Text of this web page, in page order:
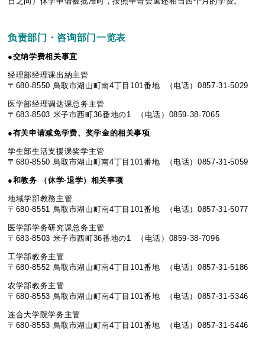
负责部门 ・咨询部门 一览表
●交纳学费相关事宜
经理部经理课出納主管
〒680-8550 鳥取市湖山町南4丁目101番地 （电话）0857-31-5029
医学部经理调达课总务主管
〒683-8503 米子市西町36番地の1 （电话）0859-38-7065
●有关申请减免学费、 奖学金的相关事项
学生部生活支援课奖学主管
〒680-8550 鳥取市湖山町南4丁目101番地 （电话）0857-31-5059
●和教务 （休学·退学）相关事项
地域学部教務主管
〒680-8551 鳥取市湖山町南4丁目101番地 （电话）0857-31-5077
医学部学务研究课总务主管
〒683-8503 米子市西町36番地の1 （电话）0859-38-7096
工学部教务主管
〒680-8552 鳥取市湖山町南4丁目101番地 （电话）0857-31-5186
农学部教务主管
〒680-8553 鳥取市湖山町南4丁目101番地 （电话）0857-31-5346
连合大学院学务主管
〒680-8553 鳥取市湖山町南4丁目101番地 （电话）0857-31-5446